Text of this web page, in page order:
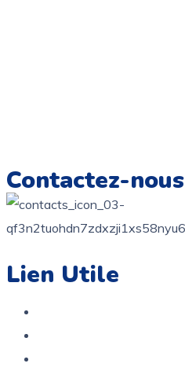
Contactez-nous
Lien Utile